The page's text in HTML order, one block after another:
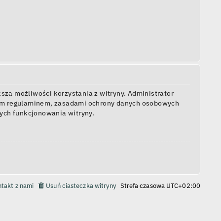
możliwości korzystania z witryny. Administrator
zasadami ochrony danych osobowych
funkcjonowania witryny.
Strefa czasowa UTC+02:00
Usuń ciasteczka witryny
z nami